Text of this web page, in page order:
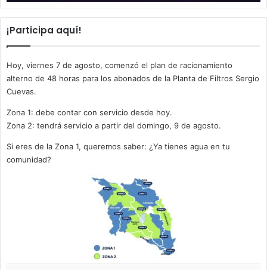
¡Participa aquí!
Hoy, viernes 7 de agosto, comenzó el plan de racionamiento
alterno de 48 horas para los abonados de la Planta de Filtros Sergio
Cuevas.
Zona 1: debe contar con servicio desde hoy.
Zona 2: tendrá servicio a partir del domingo, 9 de agosto.
Si eres de la Zona 1, queremos saber: ¿Ya tienes agua en tu
comunidad?